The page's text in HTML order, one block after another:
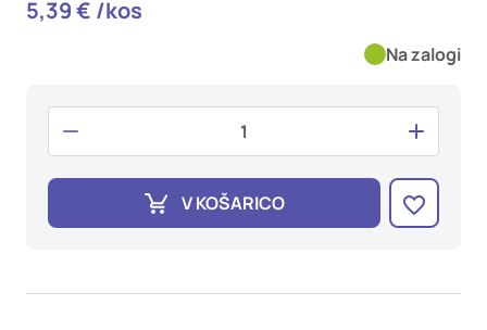
5,39 € /kos
Na zalogi
V KOŠARICO
vaših interesov, ki ga nato uporabijo za prikazovanje ustreznih
oglasov na drugih spletnih mestih. Pri delu uporabljajo
edinstveno prepoznavanje vašega brskalnika in naprave. Če
Potrdi moje izbire
DOVOLI VSE